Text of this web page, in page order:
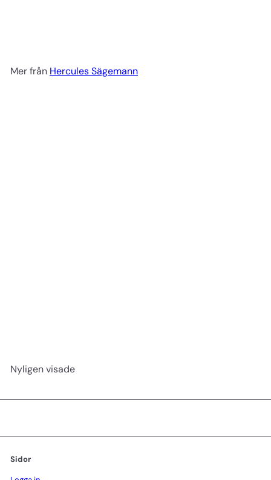
Mer från Hercules Sägemann
Nyligen visade
Sidor